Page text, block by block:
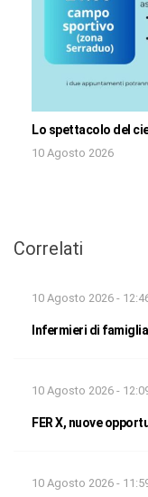
Lo spettacolo del
10 Agosto 2026
Correlati
10 Agosto 2026 -
Infermieri di
10 Agosto 2026 -
FER X, nuove
10 Agosto 2026 -